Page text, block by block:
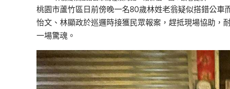
桃園市蘆竹區日前傍晚一名80歲林姓老翁疑似搭錯公
怡文、林顯政於巡邏時接獲民眾報案，趕抵現場協助，
一場驚魂。